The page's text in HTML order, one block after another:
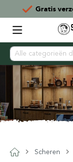
Gratis
Scheren